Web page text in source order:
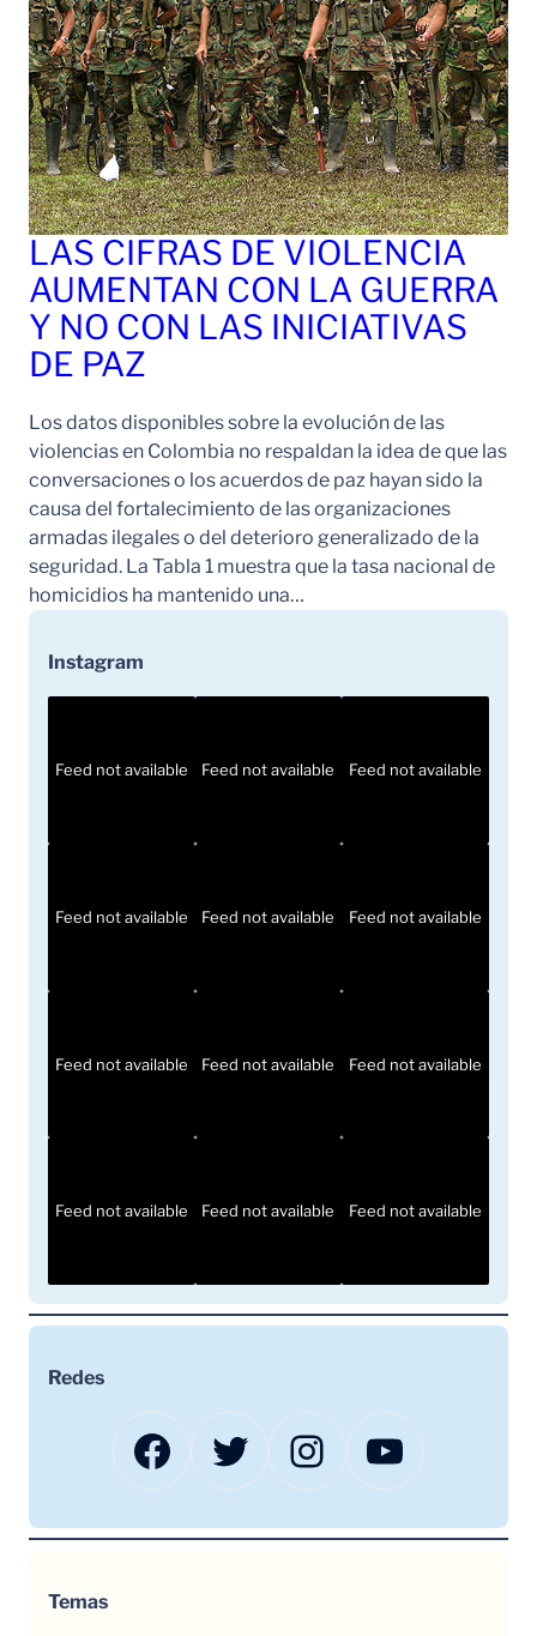
LAS CIFRAS DE VIOLENCIA
AUMENTAN CON LA GUERRA
Y NO CON LAS INICIATIVAS
DE PAZ
Los datos disponibles sobre la evolución de las
violencias en Colombia no respaldan la idea de que las
conversaciones o los acuerdos de paz hayan sido la
causa del fortalecimiento de las organizaciones
armadas ilegales o del deterioro generalizado de la
seguridad. La Tabla 1 muestra que la tasa nacional de
homicidios ha mantenido una…
Instagram
Feed not available Feed not available Feed not available
Feed not available Feed not available Feed not available
Feed not available Feed not available Feed not available
Feed not available Feed not available Feed not available
Redes
Facebook Twitter Instagram YouTube
Temas